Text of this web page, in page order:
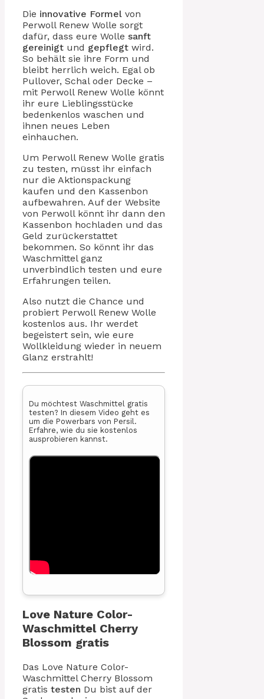
Die innovative Formel von
Perwoll Renew Wolle sorgt
dafür, dass eure Wolle sanft
gereinigt und gepflegt wird.
So behält sie ihre Form und
bleibt herrlich weich. Egal ob
Pullover, Schal oder Decke –
mit Perwoll Renew Wolle könnt
ihr eure Lieblingsstücke
bedenkenlos waschen und
ihnen neues Leben
einhauchen.
Um Perwoll Renew Wolle gratis
zu testen, müsst ihr einfach
nur die Aktionspackung
kaufen und den Kassenbon
aufbewahren. Auf der Website
von Perwoll könnt ihr dann den
Kassenbon hochladen und das
Geld zurückerstattet
bekommen. So könnt ihr das
Waschmittel ganz
unverbindlich testen und eure
Erfahrungen teilen.
Also nutzt die Chance und
probiert Perwoll Renew Wolle
kostenlos aus. Ihr werdet
begeistert sein, wie eure
Wollkleidung wieder in neuem
Glanz erstrahlt!
Du möchtest Waschmittel gratis
testen? In diesem Video geht es
um die Powerbars von Persil.
Erfahre, wie du sie kostenlos
ausprobieren kannst.
Love Nature Color-
Waschmittel Cherry
Blossom gratis
Das Love Nature Color-
Waschmittel Cherry Blossom
gratis testen Du bist auf der